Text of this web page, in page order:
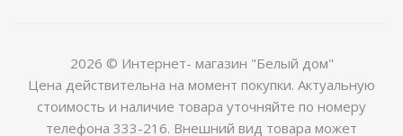
2026 © Интернет- магазин "Белый дом"
Цена действительна на момент покупки. Актуальную
стоимость и наличие товара уточняйте по номеру
телефона 333-216. Внешний вид товара может